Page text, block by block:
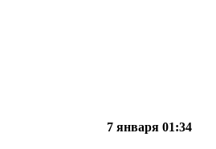
7 января 01:34